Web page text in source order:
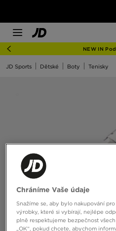
NEW IN
JD Sports Dětské Boty Tenisky
Chráníme Vaše údaje
Snažíme se, aby bylo nakupování
výrobky, které si vybírají, nejlépe
plně respektujeme bezpečnost
„OK“, pokud chcete, abychom